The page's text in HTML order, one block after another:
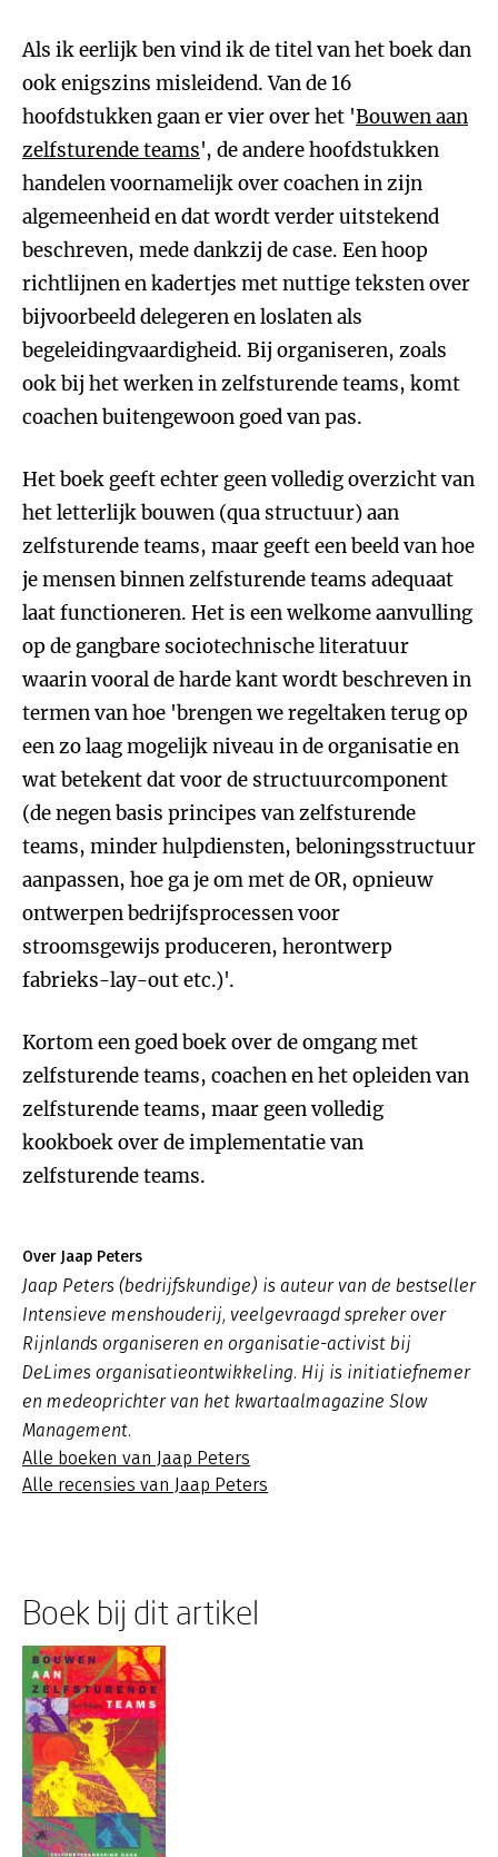
Als ik eerlijk ben vind ik de titel van het boek dan
ook enigszins misleidend. Van de 16
hoofdstukken gaan er vier over het 'Bouwen aan
zelfsturende teams', de andere hoofdstukken
handelen voornamelijk over coachen in zijn
algemeenheid en dat wordt verder uitstekend
beschreven, mede dankzij de case. Een hoop
richtlijnen en kadertjes met nuttige teksten over
bijvoorbeeld delegeren en loslaten als
begeleidingvaardigheid. Bij organiseren, zoals
ook bij het werken in zelfsturende teams, komt
coachen buitengewoon goed van pas.
Het boek geeft echter geen volledig overzicht van
het letterlijk bouwen (qua structuur) aan
zelfsturende teams, maar geeft een beeld van hoe
je mensen binnen zelfsturende teams adequaat
laat functioneren. Het is een welkome aanvulling
op de gangbare sociotechnische literatuur
waarin vooral de harde kant wordt beschreven in
termen van hoe 'brengen we regeltaken terug op
een zo laag mogelijk niveau in de organisatie en
wat betekent dat voor de structuurcomponent
(de negen basis principes van zelfsturende
teams, minder hulpdiensten, beloningsstructuur
aanpassen, hoe ga je om met de OR, opnieuw
ontwerpen bedrijfsprocessen voor
stroomsgewijs produceren, herontwerp
fabrieks-lay-out etc.)'.
Kortom een goed boek over de omgang met
zelfsturende teams, coachen en het opleiden van
zelfsturende teams, maar geen volledig
kookboek over de implementatie van
zelfsturende teams.
Over Jaap Peters
Jaap Peters (bedrijfskundige) is auteur van de bestseller
Intensieve menshouderij, veelgevraagd spreker over
Rijnlands organiseren en organisatie-activist bij
DeLimes organisatieontwikkeling. Hij is initiatiefnemer
en medeoprichter van het kwartaalmagazine Slow
Management.
Alle boeken van Jaap Peters
Alle recensies van Jaap Peters
Boek bij dit artikel